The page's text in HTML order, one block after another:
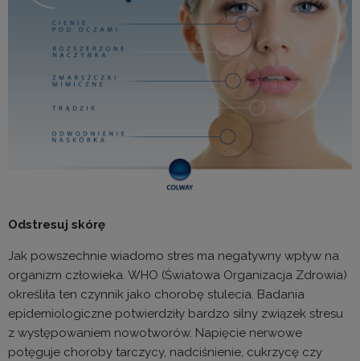
Odstresuj skórę
Jak powszechnie wiadomo stres ma negatywny wpływ na
organizm człowieka. WHO (Światowa Organizacja Zdrowia)
określiła ten czynnik jako chorobę stulecia. Badania
epidemiologiczne potwierdziły bardzo silny związek stresu
z występowaniem nowotworów. Napięcie nerwowe
potęguje choroby tarczycy, nadciśnienie, cukrzycę czy